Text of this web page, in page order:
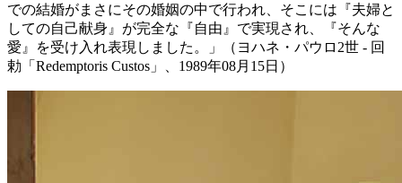
での結婚がまさにその婚姻の中で行われ、そこには『夫婦と
しての自己献身』が完全な『自由』で実現され、『そんな
愛』を受け入れ表現しました。」（ヨハネ・パウロ2世 - 回
勅「Redemptoris Custos」、1989年08月15日）